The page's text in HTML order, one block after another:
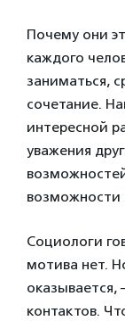
Почему они
каждого
заниматься,
сочетание.
интересной
уважения
возможности
Социологи
мотива нет.
оказывается,
контактов.